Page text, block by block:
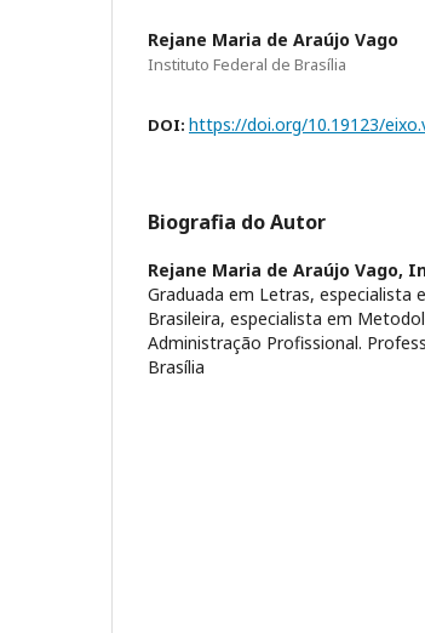
Rejane Maria de Araújo Vago
Instituto Federal de Brasília
DOI: https://doi.org/10.19123/
Biografia do Autor
Rejane Maria de Araújo Vago,
Graduada em Letras, especialista
Brasileira, especialista em
Administração Profissional.
Brasília